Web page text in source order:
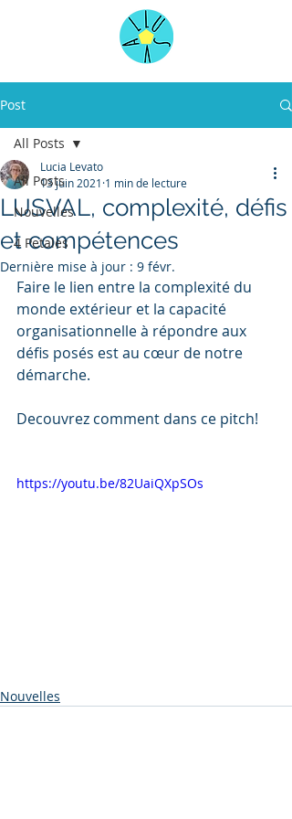
Post
All Posts
Nouvelles
4 Petales
All Posts
LUSVAL, complexité, défis
et compétences
Lucia Levato
13 juin 2021 1 min de lecture
Dernière mise à jour : 9 févr.
Faire le lien entre la complexité du
monde extérieur et la capacité
organisationnelle à répondre aux
défis posés est au cœur de notre
démarche.
Decouvrez comment dans ce pitch!
https://youtu.be/82UaiQXpSOs
Nouvelles